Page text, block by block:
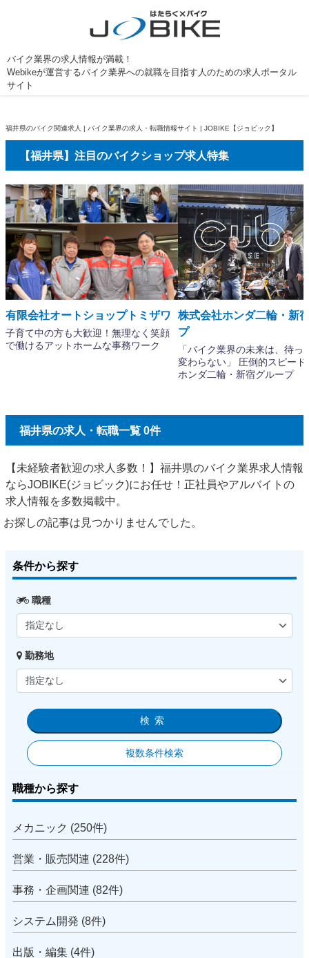
バイク業界の求人情報が満載！
Webikeが運営するバイク業界への就職を目指す人のための求人ポータル
サイト
福井県のバイク関連求人 | バイク業界の求人・転職情報サイト | JOBIKE【ジョビック】
【福井県】注目のバイクショップ求人特集
福井県の求人・転職一覧 0件
【未経験者歓迎の求人多数！】福井県のバイク業界求人情報
ならJOBIKE(ジョビック)にお任せ！正社員やアルバイトの
求人情報を多数掲載中。
お探しの記事は見つかりませんでした。
条件から探す
職種
勤務地
検索
複数条件検索
職種から探す
メカニック (250件)
営業・販売関連 (228件)
事務・企画関連 (82件)
システム開発 (8件)
出版・編集 (4件)